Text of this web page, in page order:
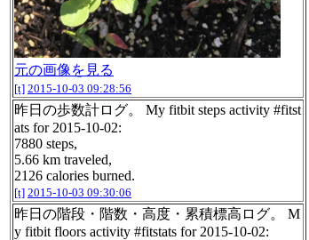
元の画像を見る
[t] 2015-10-03 09:28:56
昨日の歩数計ログ。 My fitbit steps activity #fitst
ats for 2015-10-02:
7880 steps,
5.66 km traveled,
2126 calories burned.
[t] 2015-10-03 09:30:06
昨日の階段・階数・高度・累積標高ログ。 M
y fitbit floors activity #fitstats for 2015-10-02: